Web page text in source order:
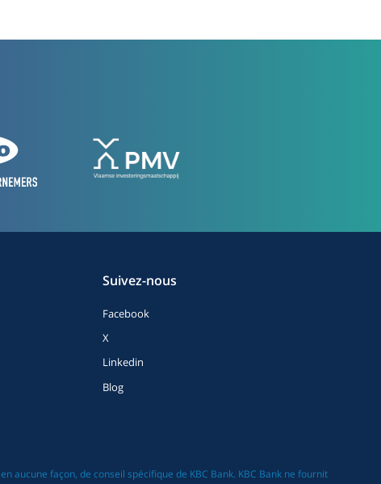
Suivez-nous
Facebook
X
Linkedin
Blog
façon, de conseil spécifique de KBC Bank. KBC Bank ne fournit